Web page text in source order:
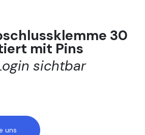
30
mit Pins
sichtbar
uns